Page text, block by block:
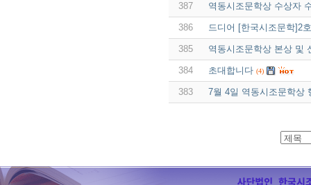
387 역동시조문학상 수상자
386 드디어 [한국시조문학]2
385 역동시조문학상 본상 및
384 초대합니다 (4)
383 7월 4일 역동시조문학상